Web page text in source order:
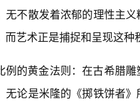
无不散发着浓郁的理性主
艺术正是捕捉和呈现这种
例的黄金法则：在古希腊
无论是米隆的《掷铁饼者